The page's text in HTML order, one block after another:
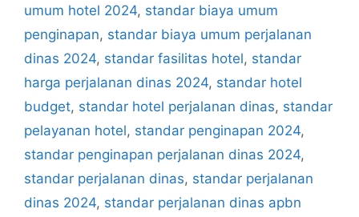
umum hotel 2024, standar biaya umum
penginapan, standar biaya umum perjalanan
dinas 2024, standar fasilitas hotel, standar
harga perjalanan dinas 2024, standar hotel
budget, standar hotel perjalanan dinas, standar
pelayanan hotel, standar penginapan 2024,
standar penginapan perjalanan dinas 2024,
standar perjalanan dinas, standar perjalanan
dinas 2024, standar perjalanan dinas apbn